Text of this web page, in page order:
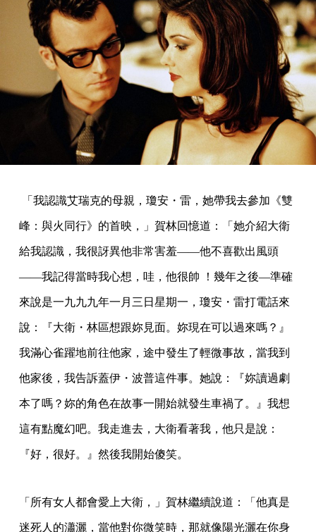
「我認識艾瑞克的母親，瓊安・雷，她帶我去參加《雙
峰：與火同行》的首映，」賀林回憶道：「她介紹大衛
給我認識，我很訝異他非常害羞——他不喜歡出風頭
——我記得當時我心想，哇，他很帥 ！幾年之後—準確
來說是一九九九年一月三日星期一，瓊安・雷打電話來
說：『大衛・林區想跟妳見面。妳現在可以過來嗎？』
我滿心雀躍地前往他家，途中發生了輕微事故，當我到
他家後，我告訴蓋伊・波普這件事。她說：『妳讀過劇
本了嗎？妳的角色在故事一開始就發生車禍了。』我想
這有點魔幻吧。我走進去，大衛看著我，他只是說：
『好，很好。』然後我開始傻笑。
「所有女人都會愛上大衛，」賀林繼續說道：「他真是
迷死人的瀟灑，當他對你微笑時，那就像陽光灑在你身